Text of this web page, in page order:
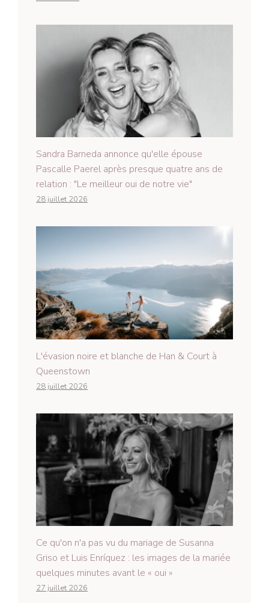
Sandra Barneda annonce qu'elle épouse
Pascalle Paerel après presque quatre ans de
relation : "Le meilleur oui de notre vie"
28 juillet 2026
L'évasion noire et blanche de Han & Court à
Queenstown
28 juillet 2026
Ce qu'on n'a pas vu du mariage de Susanna
Griso et Luis Enríquez : les images de la mariée
quelques minutes avant le « oui »
27 juillet 2026